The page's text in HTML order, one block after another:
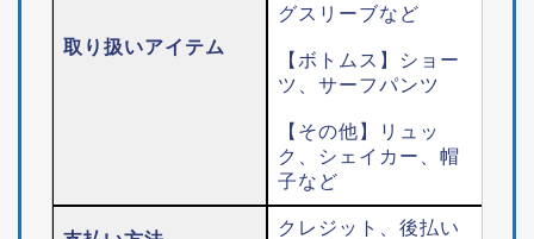
取り扱いアイテム
グスリーブなど
【ボトムス】ショー
ツ、サーフパンツ
【その他】リュッ
ク、シェイカー、帽
子など
クレジット、後払い